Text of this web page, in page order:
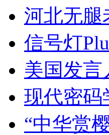
河北无腿
信号灯
美国发言
现代密
“中华赏